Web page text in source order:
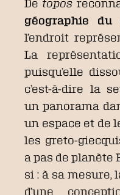
De topos
géographie du
l’endroit
La
puisqu’elle
c’est-à-dire la
un panorama
un espace et de
les greto-
a pas de planète
si : à sa mesure,
d’une